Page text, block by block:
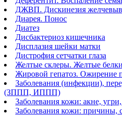
ДЖВП. Дискинезия
Диарея. Понос
Диатез
Дисбактериоз кишечника
Дисплазия шейки матки
Дистрофия сетчатки глаза
Желтые склеры. Желтые белки
Жировой гепатоз. Ожирение
Заболевания (инфекции),
(ЗППП, ИППП)
Заболевания кожи: акне,
Заболевания кожи: причины,